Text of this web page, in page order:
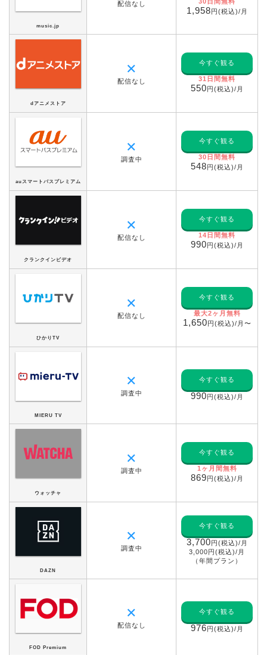
music.jp
配信なし
1,958円(税込)/月
dアニメストア
✕
配信なし
今すぐ観る
31日間無料
550円(税込)/月
auスマートパスプレミアム
✕
調査中
今すぐ観る
30日間無料
548円(税込)/月
クランクインビデオ
✕
配信なし
今すぐ観る
14日間無料
990円(税込)/月
ひかりTV
✕
配信なし
今すぐ観る
最大2ヶ月無料
1,650円(税込)/月〜
MIERU TV
✕
調査中
今すぐ観る
990円(税込)/月
ウォッチャ
✕
調査中
今すぐ観る
1ヶ月間無料
869円(税込)/月
DAZN
✕
調査中
今すぐ観る
3,700円(税込)/月
3,000円(税込)/月
（年間プラン）
FOD Premium
✕
配信なし
今すぐ観る
976円(税込)/月